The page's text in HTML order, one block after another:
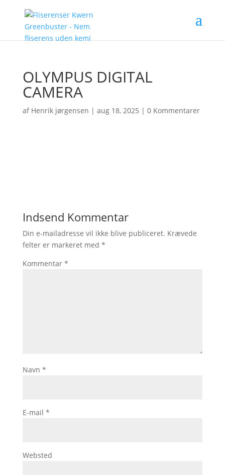
OLYMPUS DIGITAL
CAMERA
af Henrik jørgensen | aug 18, 2025 | 0 Kommentarer
Indsend Kommentar
Din e-mailadresse vil ikke blive publiceret. Krævede
felter er markeret med *
Kommentar *
Navn *
E-mail *
Websted